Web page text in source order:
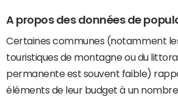
A propos des données de
Certaines communes (notamment
touristiques de montagne ou du
permanente est souvent faible)
éléments de leur budget à un